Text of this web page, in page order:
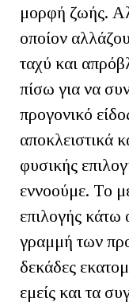
μορφή ζωής.
οποίον
ταχύ και
πίσω για να
προγονικό
αποκλειστικά
φυσικής
εννοούμε. Το
επιλογής κάτω
γραμμή των
δεκάδες
εμείς και τα